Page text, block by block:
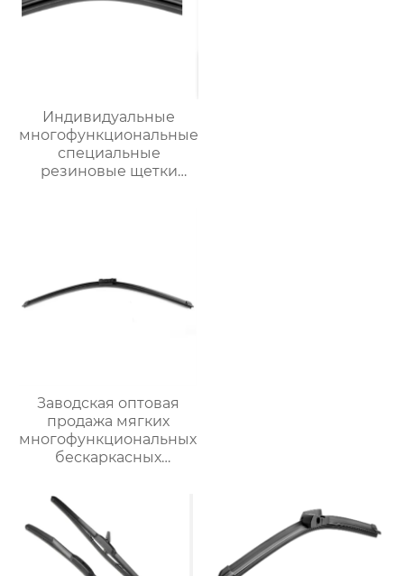
Индивидуальные
многофункциональные
специальные
резиновые щетки
Заводская оптовая
продажа мягких
многофункциональных
бескаркасных
стеклоочистителей
стеклоочистителей от
дождя на ветровом
стекле